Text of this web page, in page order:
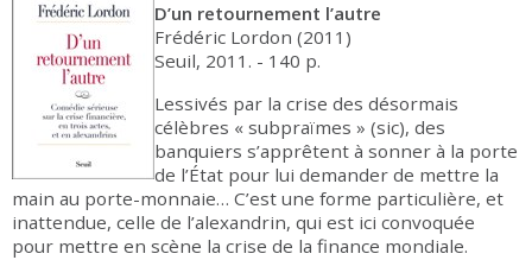
D’un retournement l’autre
Frédéric Lordon (2011)
Seuil, 2011. - 140 p.
Lessivés par la crise des désormais
célèbres « subpraïmes » (sic), des
banquiers s’apprêtent à sonner à la porte
de l’État pour lui demander de mettre la
main au porte-monnaie… C’est une forme particulière, et
inattendue, celle de l’alexandrin, qui est ici convoquée
pour mettre en scène la crise de la finance mondiale.